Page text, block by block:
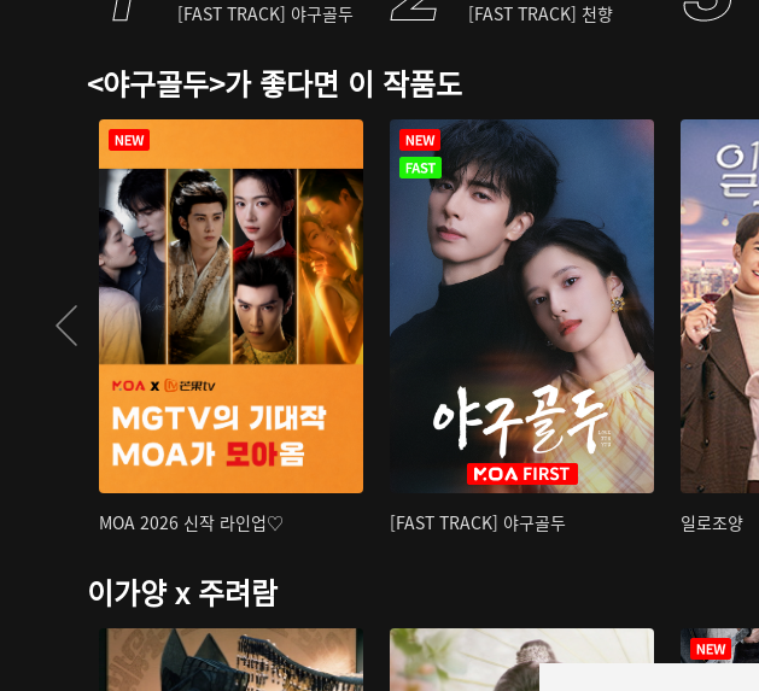
[FAST TRACK] 야구골두 [FAST TRACK] 천향
<야구골두>가 좋다면 이 작품도
MOA 2026 신작 라인업♡ [FAST TRACK] 야구골두 일로조양
이가양 x 주려람